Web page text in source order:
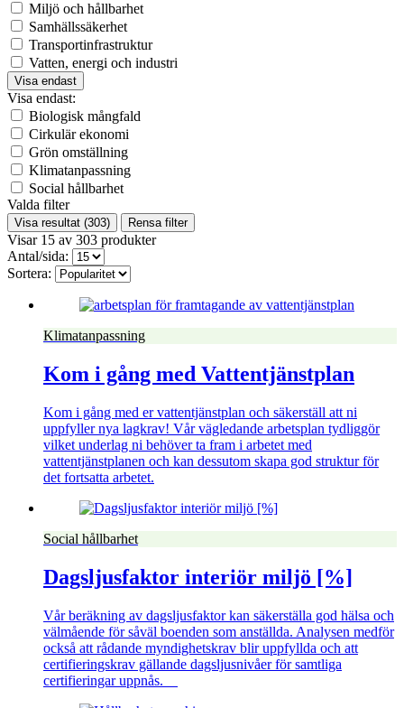
Miljö och hållbarhet
Samhällssäkerhet
Transportinfrastruktur
Vatten, energi och industri
Visa endast
Visa endast:
Biologisk mångfald
Cirkulär ekonomi
Grön omställning
Klimatanpassning
Social hållbarhet
Valda filter
Visa resultat (303) Rensa filter
Visar 15 av 303 produkter
Antal/sida:
Sortera:
Klimatanpassning
Kom i gång med Vattentjänstplan
Kom i gång med er vattentjänstplan och säkerställ att ni
uppfyller nya lagkrav! Vår vägledande arbetsplan tydliggör
vilket underlag ni behöver ta fram i arbetet med
vattentjänstplanen och kan dessutom skapa god struktur för
det fortsatta arbetet.
Social hållbarhet
Dagsljusfaktor interiör miljö [%]
Vår beräkning av dagsljusfaktor kan säkerställa god hälsa och
välmående för såväl boenden som anställda. Analysen medför
också att rådande myndighetskrav blir uppfyllda och att
certifieringskrav gällande dagsljusnivåer för samtliga
certifieringar uppnås.